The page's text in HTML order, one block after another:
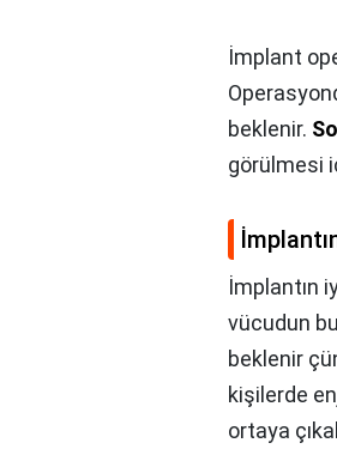
İmplant
beklenir.
görülmesi
İmplantın
vücudun
beklenir
kişilerde
ortaya